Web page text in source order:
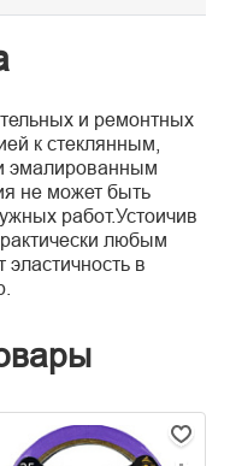
и ремонтных
к стеклянным,
эмалированным
не может быть
работ.Устоичив
любым
в